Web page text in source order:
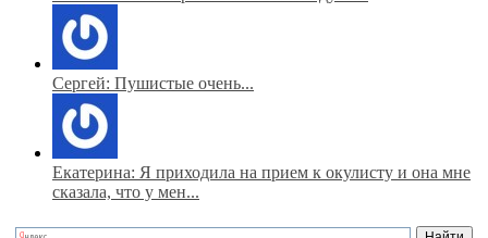
Сергей: Пушистые очень...
Екатерина: Я приходила на прием к окулисту и она мне
сказала, что у мен...